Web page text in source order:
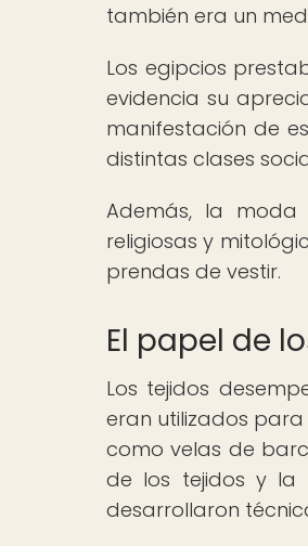
también era un
Los egipcios
evidencia su
manifestación de
distintas clases
Además, la moda
religiosas y
prendas de vestir.
El papel de
Los tejidos
eran utilizados
como velas de
de los tejidos y la
desarrollaron